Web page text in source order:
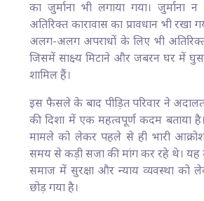
का जुर्माना भी लगाया गया। जुर्माना
अतिरिक्त कारावास का प्रावधान भी रखा
अलग-अलग अपराधों के लिए भी
जिसमें साक्ष्य मिटाने और जबरन घर में
शामिल हैं।
इस फैसले के बाद पीड़ित परिवार ने
की दिशा में एक महत्वपूर्ण कदम बताया
मामले को लेकर पहले से ही भारी
समय से कड़ी सजा की मांग कर रहे थे। यह
समाज में सुरक्षा और न्याय व्यवस्था को
छोड़ गया है।